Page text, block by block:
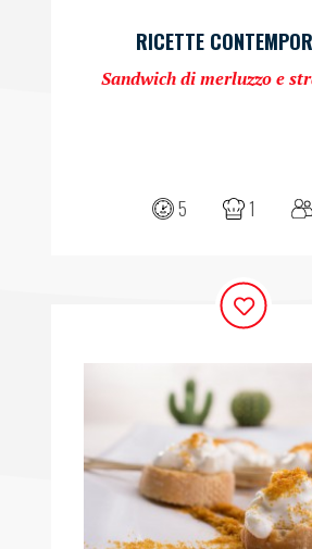
RICETTE
Sandwich di merluzzo e
5 1